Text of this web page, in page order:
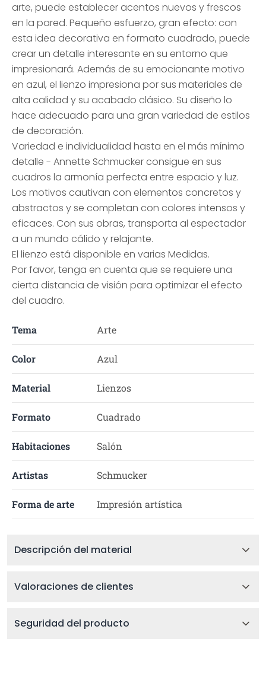
arte, puede establecer acentos nuevos y frescos
en la pared. Pequeño esfuerzo, gran efecto: con
esta idea decorativa en formato cuadrado, puede
crear un detalle interesante en su entorno que
impresionará. Además de su emocionante motivo
en azul, el lienzo impresiona por sus materiales de
alta calidad y su acabado clásico. Su diseño lo
hace adecuado para una gran variedad de estilos
de decoración.
Variedad e individualidad hasta en el más mínimo
detalle - Annette Schmucker consigue en sus
cuadros la armonía perfecta entre espacio y luz.
Los motivos cautivan con elementos concretos y
abstractos y se completan con colores intensos y
eficaces. Con sus obras, transporta al espectador
a un mundo cálido y relajante.
El lienzo está disponible en varias Medidas.
Por favor, tenga en cuenta que se requiere una
cierta distancia de visión para optimizar el efecto
del cuadro.
Tema Arte
Color Azul
Material Lienzos
Formato Cuadrado
Habitaciones Salón
Artistas Schmucker
Forma de arte Impresión artística
Descripción del material
Valoraciones de clientes
Seguridad del producto